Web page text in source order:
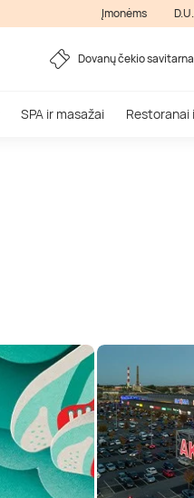
Įmonėms
Dovanų čekio savitarna
SPA ir masažai